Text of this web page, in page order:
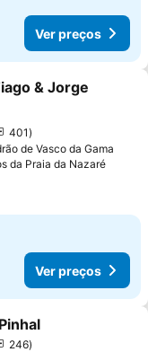
Ver preços
favoritos
& Jorge
401
de Vasco da Gama
da Praia da Nazaré
Ver preços
favoritos
246